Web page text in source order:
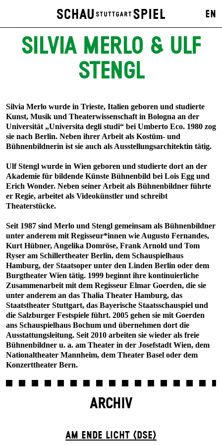
EN
SILVIA MERLO & ULF
STENGL
Silvia Merlo wurde in Trieste, Italien geboren und studierte
Kunst, Musik und Theaterwissenschaft in Bologna an der
Universität „Universita degli studi“ bei Umberto Eco. 1980 zog
sie nach Berlin. Neben ihrer Arbeit als Kostüm- und
Bühnenbildnerin ist sie auch als Ausstellungsarchitektin tätig.
Ulf Stengl wurde in Wien geboren und studierte dort an der
Akademie für bildende Künste Bühnenbild bei Lois Egg und
Erich Wonder. Neben seiner Arbeit als Bühnenbildner führte
er Regie, arbeitet als Videokünstler und schreibt
Theaterstücke.
Seit 1987 sind Merlo und Stengl gemeinsam als Bühnenbildner
unter anderem mit Regisseur*innen wie Augusto Fernandes,
Kurt Hübner, Angelika Domröse, Frank Arnold und Tom
Ryser am Schillertheater Berlin, dem Schauspielhaus
Hamburg, der Staatsoper unter den Linden Berlin oder dem
Burgtheater Wien tätig. 1999 beginnt ihre kontinuierliche
Zusammenarbeit mit dem Regisseur Elmar Goerden, die sie
unter anderem an das Thalia Theater Hamburg, das
Staatstheater Stuttgart, das Bayerische Staatsschauspiel und
die Salzburger Festspiele führt. 2005 gehen sie mit Goerden
ans Schauspielhaus Bochum und übernehmen dort die
Ausstattungsleitung. Seit 2010 arbeiten sie wieder als freie
Bühnenbildner u. a. am Theater in der Josefstadt Wien, dem
Nationaltheater Mannheim, dem Theater Basel oder dem
Konzerttheater Bern.
ARCHIV
AM ENDE LICHT (DSE)